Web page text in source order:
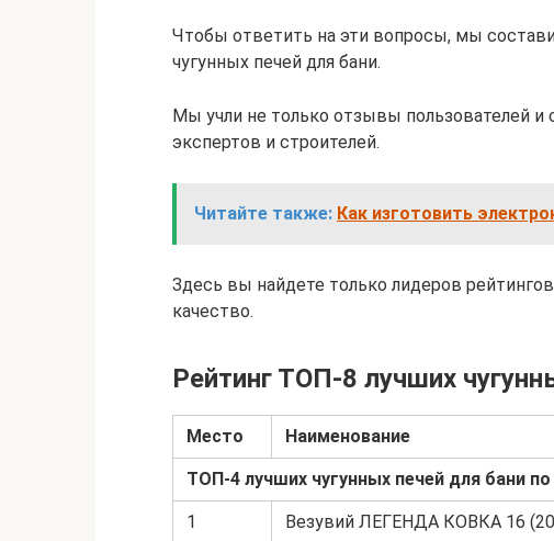
Чтобы ответить на эти вопросы, мы
чугунных печей для бани.
Мы учли не только отзывы пользователей и
экспертов и строителей.
Читайте также: Как изготовить
Здесь вы найдете только лидеров
качество.
Рейтинг ТОП-8 лучших
Место Наименование
ТОП-4 лучших чугунных печей для бани
1 Везувий ЛЕГЕНДА КОВКА 16